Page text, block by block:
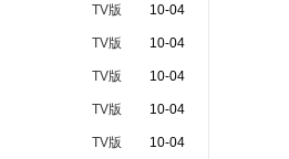
10-04
TV版
10-04
TV版
10-04
TV版
10-04
TV版
10-04
TV版